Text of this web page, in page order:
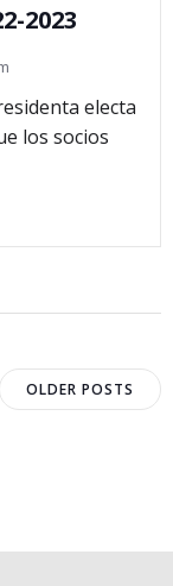
2023
electa
los socios
OLDER POSTS